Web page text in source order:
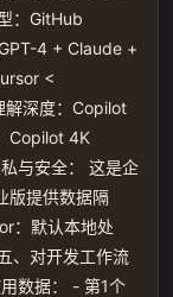
：GitHub
4 + Claude +
<
深度：Copilot
Copilot 4K
与安全： 这是企
版提供数据隔
：默认本地处
、对开发工作流
数据： - 第1个